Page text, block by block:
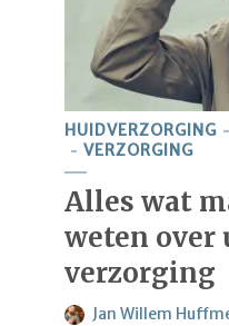
HUIDVERZORGING
VERZORGING
Alles wat
weten
verzorging
Jan Willem